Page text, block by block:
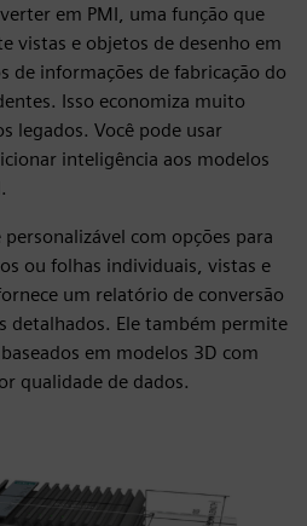
em PMI, uma função que
vistas e objetos de desenho em
de informações de fabricação do
Isso economiza muito
legados. Você pode usar
inteligência aos modelos
com opções para
ou folhas individuais, vistas e
um relatório de conversão
detalhados. Ele também permite
em modelos 3D com
qualidade de dados.